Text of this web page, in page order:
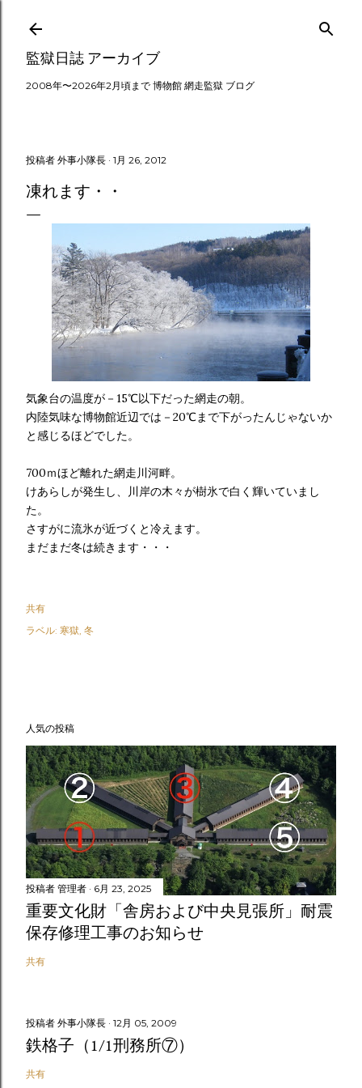
スキップしてメイン コンテンツに移動
監獄日誌 アーカイブ
2008年〜2026年2月頃まで 博物館 網走監獄 ブログ
投稿者 外事小隊長 1月 26, 2012
凍れます・・
気象台の温度が－15℃以下だった網走の朝。
内陸気味な博物館近辺では－20℃まで下がったんじゃないか
と感じるほどでした。
700ｍほど離れた網走川河畔。
けあらしが発生し、川岸の木々が樹氷で白く輝いていまし
た。
さすがに流氷が近づくと冷えます。
まだまだ冬は続きます・・・
共有
ラベル: 寒獄 冬
人気の投稿
投稿者 管理者 6月 23, 2025
重要文化財「舎房および中央見張所」耐震
保存修理工事のお知らせ
共有
投稿者 外事小隊長 12月 05, 2009
鉄格子（1/1刑務所⑦）
共有